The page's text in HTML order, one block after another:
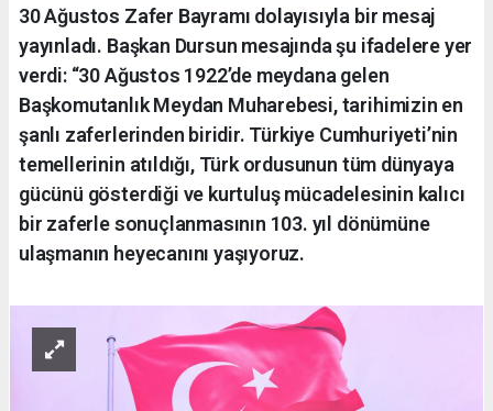
30 Ağustos Zafer Bayramı dolayısıyla bir mesaj
yayınladı. Başkan Dursun mesajında şu ifadelere yer
verdi: “30 Ağustos 1922’de meydana gelen
Başkomutanlık Meydan Muharebesi, tarihimizin en
şanlı zaferlerinden biridir. Türkiye Cumhuriyeti’nin
temellerinin atıldığı, Türk ordusunun tüm dünyaya
gücünü gösterdiği ve kurtuluş mücadelesinin kalıcı
bir zaferle sonuçlanmasının 103. yıl dönümüne
ulaşmanın heyecanını yaşıyoruz.